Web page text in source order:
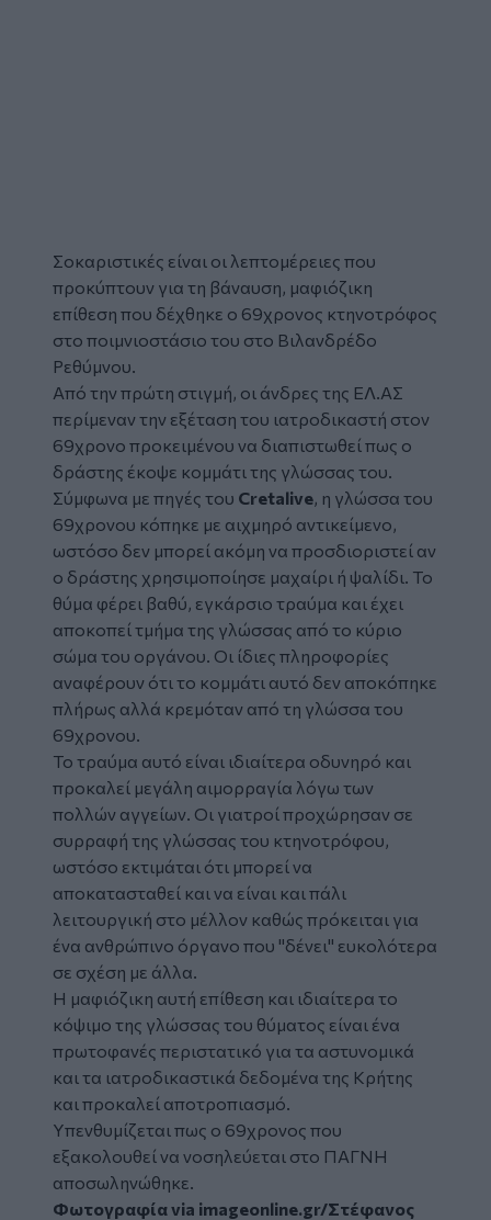
Σοκαριστικές είναι οι λεπτομέρειες που
προκύπτουν για τη βάναυση, μαφιόζικη
επίθεση που δέχθηκε ο 69χρονος κτηνοτρόφος
στο ποιμνιοστάσιο του στο Βιλανδρέδο
Ρεθύμνου.
Από την πρώτη στιγμή, οι άνδρες της ΕΛ.ΑΣ
περίμεναν την εξέταση του ιατροδικαστή στον
69χρονο προκειμένου να διαπιστωθεί πως ο
δράστης έκοψε κομμάτι της γλώσσας του.
Σύμφωνα με πηγές του Cretalive, η γλώσσα του
69χρονου κόπηκε με αιχμηρό αντικείμενο,
ωστόσο δεν μπορεί ακόμη να προσδιοριστεί αν
ο δράστης χρησιμοποίησε μαχαίρι ή ψαλίδι. Το
θύμα φέρει βαθύ, εγκάρσιο τραύμα και έχει
αποκοπεί τμήμα της γλώσσας από το κύριο
σώμα του οργάνου. Οι ίδιες πληροφορίες
αναφέρουν ότι το κομμάτι αυτό δεν αποκόπηκε
πλήρως αλλά κρεμόταν από τη γλώσσα του
69χρονου.
Το τραύμα αυτό είναι ιδιαίτερα οδυνηρό και
προκαλεί μεγάλη αιμορραγία λόγω των
πολλών αγγείων. Οι γιατροί προχώρησαν σε
συρραφή της γλώσσας του κτηνοτρόφου,
ωστόσο εκτιμάται ότι μπορεί να
αποκατασταθεί και να είναι και πάλι
λειτουργική στο μέλλον καθώς πρόκειται για
ένα ανθρώπινο όργανο που "δένει" ευκολότερα
σε σχέση με άλλα.
Η μαφιόζικη αυτή επίθεση και ιδιαίτερα το
κόψιμο της γλώσσας του θύματος είναι ένα
πρωτοφανές περιστατικό για τα αστυνομικά
και τα ιατροδικαστικά δεδομένα της Κρήτης
και προκαλεί αποτροπιασμό.
Υπενθυμίζεται πως ο 69χρονος που
εξακολουθεί να νοσηλεύεται στο ΠΑΓΝΗ
αποσωληνώθηκε.
Φωτογραφία via imageonline.gr/Στέφανος